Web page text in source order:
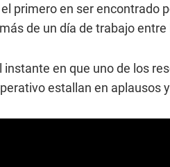
primero en ser encontrado
de un día de trabajo
en que uno de los
estallan en aplausos